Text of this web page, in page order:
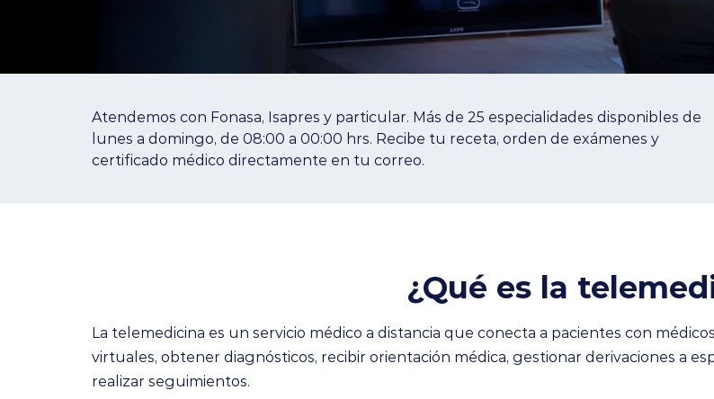
Atendemos con Fonasa, Isapres y particular. Más de 25 especialidades disponibles de
lunes a domingo, de 08:00 a 00:00 hrs. Recibe tu receta, orden de exámenes y
certificado médico directamente en tu correo.
¿Qué es la
La telemedicina es un servicio médico a distancia que conecta a pacientes con
virtuales, obtener diagnósticos, recibir orientación médica, gestionar derivaciones a
realizar seguimientos.